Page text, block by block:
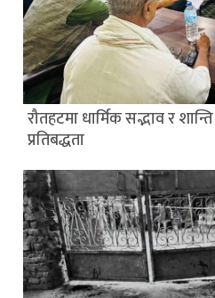
रौतहटमा धार्मिक सद्भाव र
प्रतिबद्धता